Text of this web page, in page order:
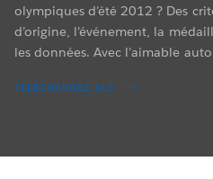
olympiques d’été 2012 ? Des
d’origine, l’événement, la
les données. Avec l’aimable
TÉLÉCHARGEZ XLS